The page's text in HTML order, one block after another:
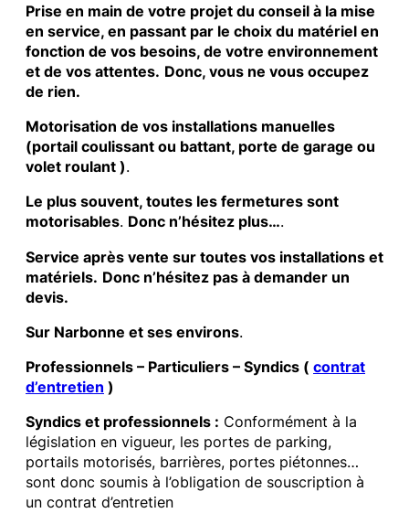
Prise en main de votre projet du conseil à la mise
en service, en passant par le choix du matériel en
fonction de vos besoins, de votre environnement
et de vos attentes. Donc, vous ne vous occupez
de rien.
Motorisation de vos installations manuelles
(portail coulissant ou battant, porte de garage ou
volet roulant ).
Le plus souvent, toutes les fermetures sont
motorisables. Donc n’hésitez plus….
Service après vente sur toutes vos installations et
matériels. Donc n’hésitez pas à demander un
devis.
Sur Narbonne et ses environs.
Professionnels – Particuliers – Syndics ( contrat
d’entretien )
Syndics et professionnels : Conformément à la
législation en vigueur, les portes de parking,
portails motorisés, barrières, portes piétonnes…
sont donc soumis à l’obligation de souscription à
un contrat d’entretien